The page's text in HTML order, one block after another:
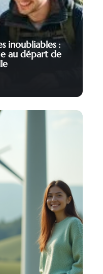
inoubliables :
au départ de